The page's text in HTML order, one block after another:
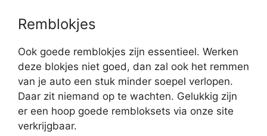
Remblokjes
Ook goede remblokjes zijn essentieel. Werken
deze blokjes niet goed, dan zal ook het remmen
van je auto een stuk minder soepel verlopen.
Daar zit niemand op te wachten. Gelukkig zijn
er een hoop goede rembloksets via onze site
verkrijgbaar.